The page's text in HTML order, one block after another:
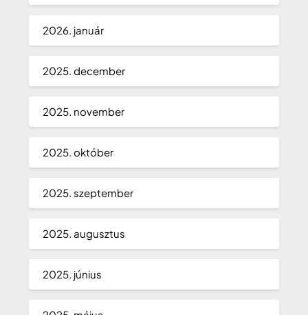
2026. január
2025. december
2025. november
2025. október
2025. szeptember
2025. augusztus
2025. június